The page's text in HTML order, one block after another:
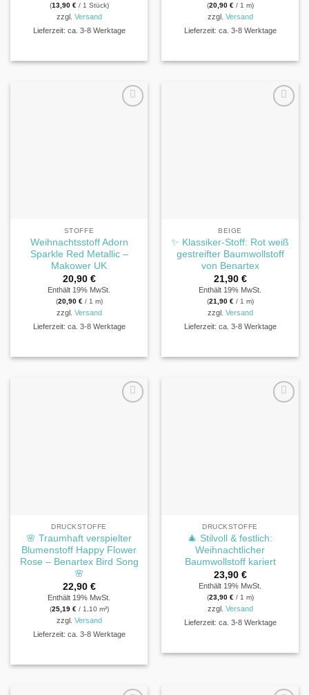
(13,90 € / 1 Stück)
zzgl. Versand
Lieferzeit: ca. 3-8 Werktage
(20,90 € / 1 m)
zzgl. Versand
Lieferzeit: ca. 3-8 Werktage
STOFFE
Weihnachtsstoff Adorn
Sparkle Red Metallic –
Makower UK
20,90 €
Enthält 19% MwSt.
(20,90 € / 1 m)
zzgl. Versand
Lieferzeit: ca. 3-8 Werktage
BEIGE
✨ Klassiker-Stoff: Rot weiß
gestreifter Baumwollstoff
von Benartex
21,90 €
Enthält 19% MwSt.
(21,90 € / 1 m)
zzgl. Versand
Lieferzeit: ca. 3-8 Werktage
DRUCKSTOFFE
🌸 Traumhaft verspielter
Blumenstoff Happy Flower
Rose – Benartex Bird Song
🌸
22,90 €
Enthält 19% MwSt.
(25,19 € / 1,10 m²)
zzgl. Versand
Lieferzeit: ca. 3-8 Werktage
DRUCKSTOFFE
🎄 Stilvoll & festlich:
Weihnachtlicher
Baumwollstoff kariert
23,90 €
Enthält 19% MwSt.
(23,90 € / 1 m)
zzgl. Versand
Lieferzeit: ca. 3-8 Werktage